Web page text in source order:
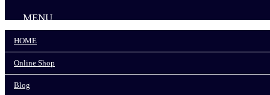
Online Shop
News
MENU
HOME
Online Shop
Blog